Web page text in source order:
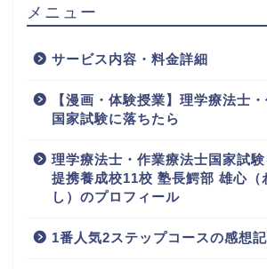
メニュー
サービス内容・料金詳細
【漫画・体験授業】理学療法士
国家試験に落ちたら
理学療法士・作業療法士国家試
提携養成校11校 塾長鰐部 雄心（
し）のプロフィール
1番人気2ステップコースの感想